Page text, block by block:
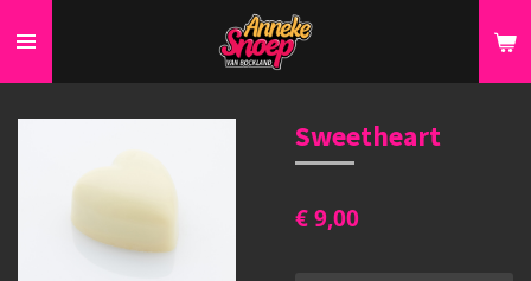
direct
naar
de
Sweetheart
€ 9,00